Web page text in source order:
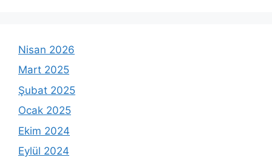
Nisan 2026
Mart 2025
Şubat 2025
Ocak 2025
Ekim 2024
Eylül 2024